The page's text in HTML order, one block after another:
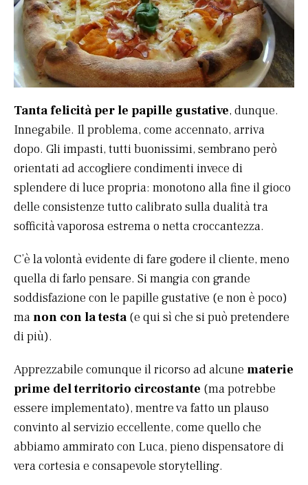
Tanta felicità per le papille gustative, dunque.
Innegabile. Il problema, come accennato, arriva
dopo. Gli impasti, tutti buonissimi, sembrano però
orientati ad accogliere condimenti invece di
splendere di luce propria: monotono alla fine il gioco
delle consistenze tutto calibrato sulla dualità tra
sofficità vaporosa estrema o netta croccantezza.
C’è la volontà evidente di fare godere il cliente, meno
quella di farlo pensare. Si mangia con grande
soddisfazione con le papille gustative (e non è poco)
manon con la testa(e qui sì che si può pretendere
di più).
Apprezzabile comunque il ricorso ad alcune materie
prime del territorio circostante (ma potrebbe
essere implementato), mentre va fatto un plauso
convinto al servizio eccellente, come quello che
abbiamo ammirato con Luca, pieno dispensatore di
vera cortesia e consapevole storytelling.